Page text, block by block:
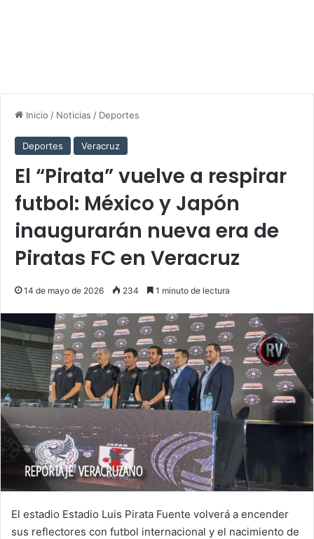
Inicio / Noticias / Deportes
Deportes Veracruz
El “Pirata” vuelve a respirar
futbol: México y Japón
inaugurarán nueva era de
Piratas FC en Veracruz
14 de mayo de 2026 234 1 minuto de lectura
El estadio Estadio Luis Pirata Fuente volverá a encender
sus reflectores con futbol internacional y el nacimiento de